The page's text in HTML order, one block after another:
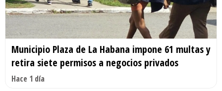
Municipio Plaza de La Habana impone 61 multas y
retira siete permisos a negocios privados
Hace 1 día